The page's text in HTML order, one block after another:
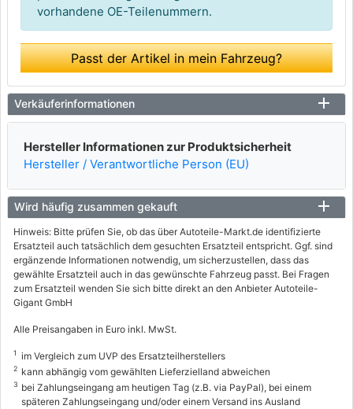
vorhandene OE-Teilenummern.
Passt der Artikel in mein Fahrzeug?
Verkäuferinformationen
Hersteller Informationen zur Produktsicherheit
Hersteller / Verantwortliche Person (EU)
Wird häufig zusammen gekauft
Hinweis: Bitte prüfen Sie, ob das über Autoteile-Markt.de identifizierte
Ersatzteil auch tatsächlich dem gesuchten Ersatzteil entspricht. Ggf. sind
ergänzende Informationen notwendig, um sicherzustellen, dass das
gewählte Ersatzteil auch in das gewünschte Fahrzeug passt. Bei Fragen
zum Ersatzteil wenden Sie sich bitte direkt an den Anbieter Autoteile-
Gigant GmbH
Alle Preisangaben in Euro inkl. MwSt.
1 im Vergleich zum UVP des Ersatzteilherstellers
2 kann abhängig vom gewählten Lieferzielland abweichen
3 bei Zahlungseingang am heutigen Tag (z.B. via PayPal), bei einem
späteren Zahlungseingang und/oder einem Versand ins Ausland